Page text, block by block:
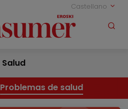
Castellano
Salud
Problemas de salud